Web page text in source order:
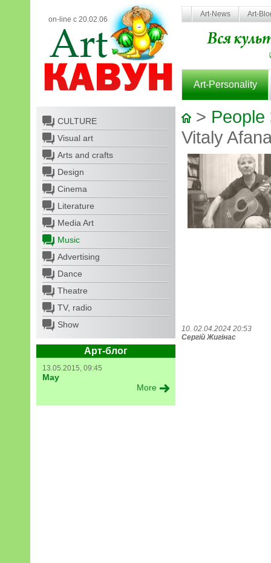
on-line с 20.02.06
Art-News Art-
Art-Personality
CULTURE
Visual art
Arts and crafts
Design
Cinema
Literature
Media Art
Music
Advertising
Dance
Theatre
TV, radio
Show
Арт-блог
13.05.2015, 09:45
May
More
> People
Vitaly
10. 02.04.2024 20:53
Сергій Жигінас